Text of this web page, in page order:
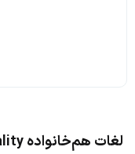
لغات هم‌خانواده formality